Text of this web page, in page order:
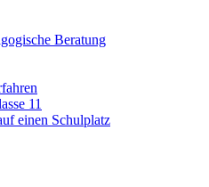
Beratung
11
einen Schulplatz